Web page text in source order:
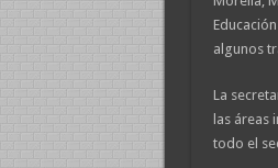
algunos
La
las
todo el